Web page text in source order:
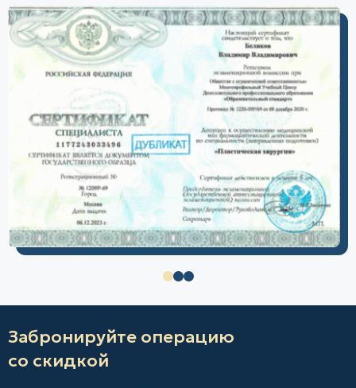
Забронируйте операцию
со скидкой